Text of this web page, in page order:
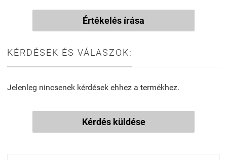
Értékelés írása
KÉRDÉSEK ÉS VÁLASZOK:
Jelenleg nincsenek kérdések ehhez a termékhez.
Kérdés küldése